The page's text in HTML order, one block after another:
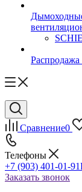
Распродажа
Сравнение0
Телефоны
+7 (903) 401-01-91
Заказать звонок